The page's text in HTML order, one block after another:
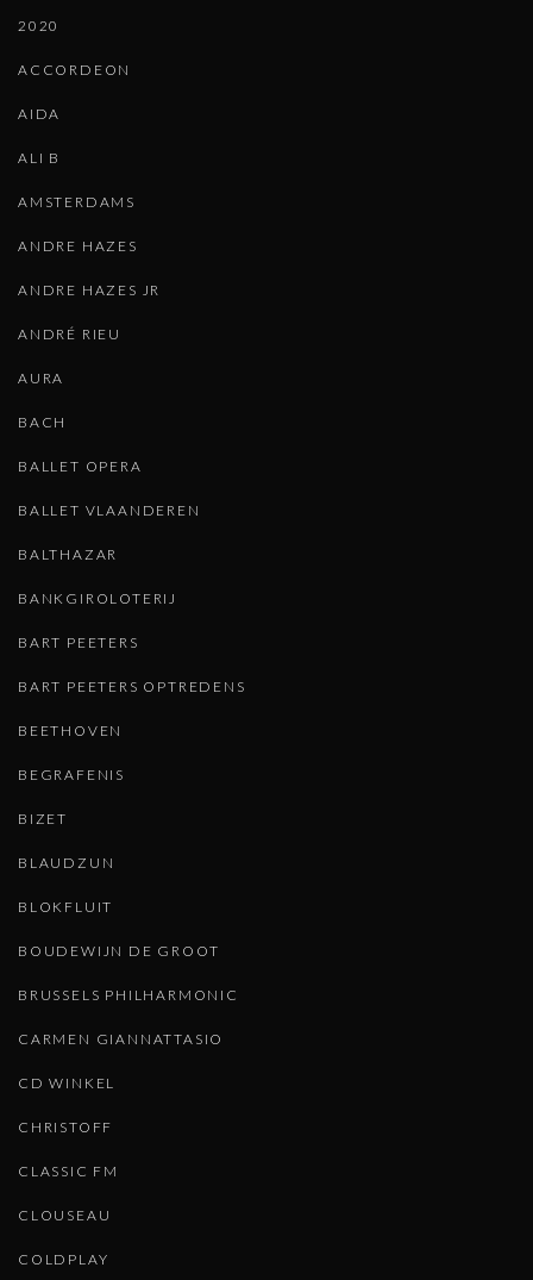
2020
ACCORDEON
AIDA
ALI B
AMSTERDAMS
ANDRE HAZES
ANDRE HAZES JR
ANDRÉ RIEU
AURA
BACH
BALLET OPERA
BALLET VLAANDEREN
BALTHAZAR
BANKGIROLOTERIJ
BART PEETERS
BART PEETERS OPTREDENS
BEETHOVEN
BEGRAFENIS
BIZET
BLAUDZUN
BLOKFLUIT
BOUDEWIJN DE GROOT
BRUSSELS PHILHARMONIC
CARMEN GIANNATTASIO
CD WINKEL
CHRISTOFF
CLASSIC FM
CLOUSEAU
COLDPLAY